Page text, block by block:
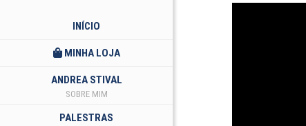
INÍCIO
MINHA LOJA
ANDREA STIVAL
SOBRE MIM
PALESTRAS